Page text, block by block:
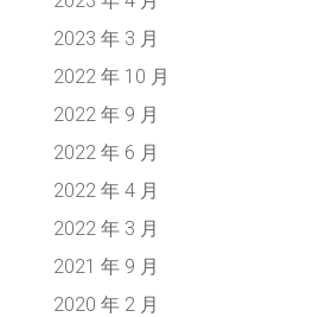
2023 年 3 月
2022 年 10 月
2022 年 9 月
2022 年 6 月
2022 年 4 月
2022 年 3 月
2021 年 9 月
2020 年 2 月